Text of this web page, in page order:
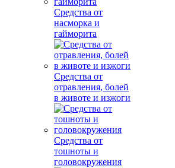
Средства от
насморка и
гайморита
Средства от
отравления, болей
в животе и изжоги
Средства от
тошноты и
головокружения